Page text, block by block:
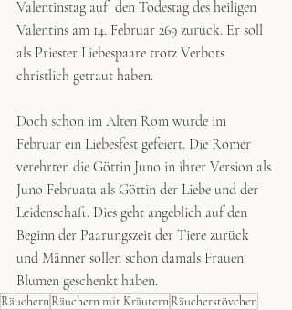
Valentinstag auf  den Todestag des heiligen
Valentins am 14. Februar 269 zurück. Er soll
als Priester Liebespaare trotz Verbots
christlich getraut haben.
Doch schon im Alten Rom wurde im
Februar ein Liebesfest gefeiert. Die Römer
verehrten die Göttin Juno in ihrer Version als
Juno Februata als Göttin der Liebe und der
Leidenschaft. Dies geht angeblich auf den
Beginn der Paarungszeit der Tiere zurück
und Männer sollen schon damals Frauen
Blumen geschenkt haben.
RäuchernRäuchern mit KräuternRäucherstövchen